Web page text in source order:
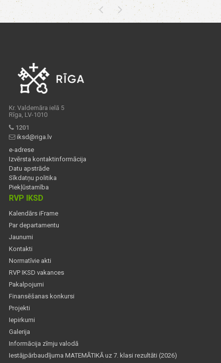
Kr. Valdemāra ielā 5
Rīga, LV-1010
1201
iksd@riga.lv
e-adrese
Izvērsta kontaktinformācija
Datu apstrāde
Sīkdatņu politika
Piekļūstamība
RVP IKSD
Kalendārs iFrame
Par departamentu
Jaunumi
Kontakti
Normatīvie akti
RVP IKSD vakances
Pakalpojumi
Finansēšanas konkursi
Projekti
Iepirkumi
Galerija
Informācija zīmju valodā
Iestājpārbaudījuma MATEMĀTIKĀ uz 7. klasi rezultāti (2026)